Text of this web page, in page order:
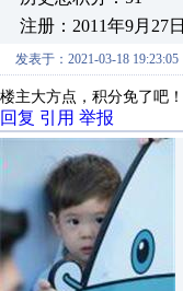
注册：2011年9月27日
发表于：2021-03-18 19:23:05
楼主大方点，积分免了吧！
回复 引用 举报